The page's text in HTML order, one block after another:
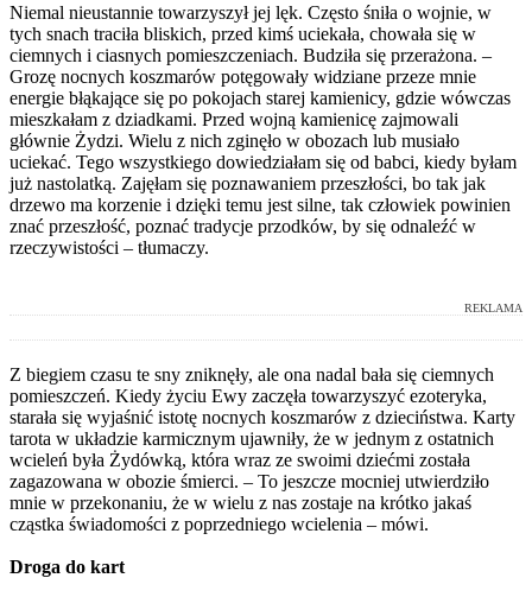
Niemal nieustannie towarzyszył jej lęk. Często śniła o wojnie, w
tych snach traciła bliskich, przed kimś uciekała, chowała się w
ciemnych i ciasnych pomieszczeniach. Budziła się przerażona. –
Grozę nocnych koszmarów potęgowały widziane przeze mnie
energie błąkające się po pokojach starej kamienicy, gdzie wówczas
mieszkałam z dziadkami. Przed wojną kamienicę zajmowali
głównie Żydzi. Wielu z nich zginęło w obozach lub musiało
uciekać. Tego wszystkiego dowiedziałam się od babci, kiedy byłam
już nastolatką. Zajęłam się poznawaniem przeszłości, bo tak jak
drzewo ma korzenie i dzięki temu jest silne, tak człowiek powinien
znać przeszłość, poznać tradycje przodków, by się odnaleźć w
rzeczywistości – tłumaczy.
REKLAMA
Z biegiem czasu te sny zniknęły, ale ona nadal bała się ciemnych
pomieszczeń. Kiedy życiu Ewy zaczęła towarzyszyć ezoteryka,
starała się wyjaśnić istotę nocnych koszmarów z dzieciństwa. Karty
tarota w układzie karmicznym ujawniły, że w jednym z ostatnich
wcieleń była Żydówką, która wraz ze swoimi dziećmi została
zagazowana w obozie śmierci. – To jeszcze mocniej utwierdziło
mnie w przekonaniu, że w wielu z nas zostaje na krótko jakaś
cząstka świadomości z poprzedniego wcielenia – mówi.
Droga do kart